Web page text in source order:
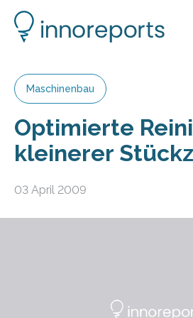
Maschinenbau
Optimierte
kleinerer
03 April 2009